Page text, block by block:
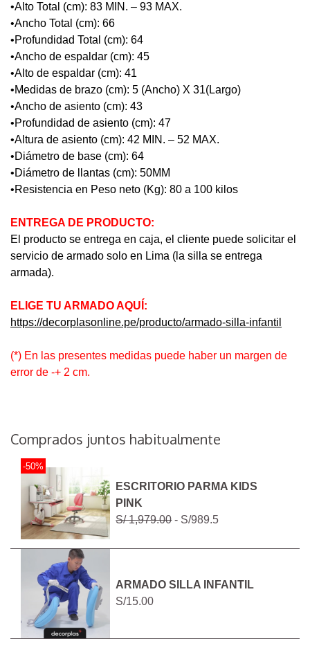
•Alto Total (cm): 83 MIN. – 93 MAX.
•Ancho Total (cm): 66
•Profundidad Total (cm): 64
•Ancho de espaldar (cm): 45
•Alto de espaldar (cm): 41
•Medidas de brazo (cm): 5 (Ancho) X 31(Largo)
•Ancho de asiento (cm): 43
•Profundidad de asiento (cm): 47
•Altura de asiento (cm): 42 MIN. – 52 MAX.
•Diámetro de base (cm): 64
•Diámetro de llantas (cm): 50MM
•Resistencia en Peso neto (Kg): 80 a 100 kilos
ENTREGA DE PRODUCTO:
El producto se entrega en caja, el cliente puede solicitar el
servicio de armado solo en Lima (la silla se entrega
armada).
ELIGE TU ARMADO AQUÍ:
https://decorplasonline.pe/producto/armado-silla-infantil
(*) En las presentes medidas puede haber un margen de
error de -+ 2 cm.
Comprados juntos habitualmente
-50%
ESCRITORIO PARMA KIDS
PINK
S/ 1,979.00- S/989.5
ARMADO SILLA INFANTIL
S/15.00